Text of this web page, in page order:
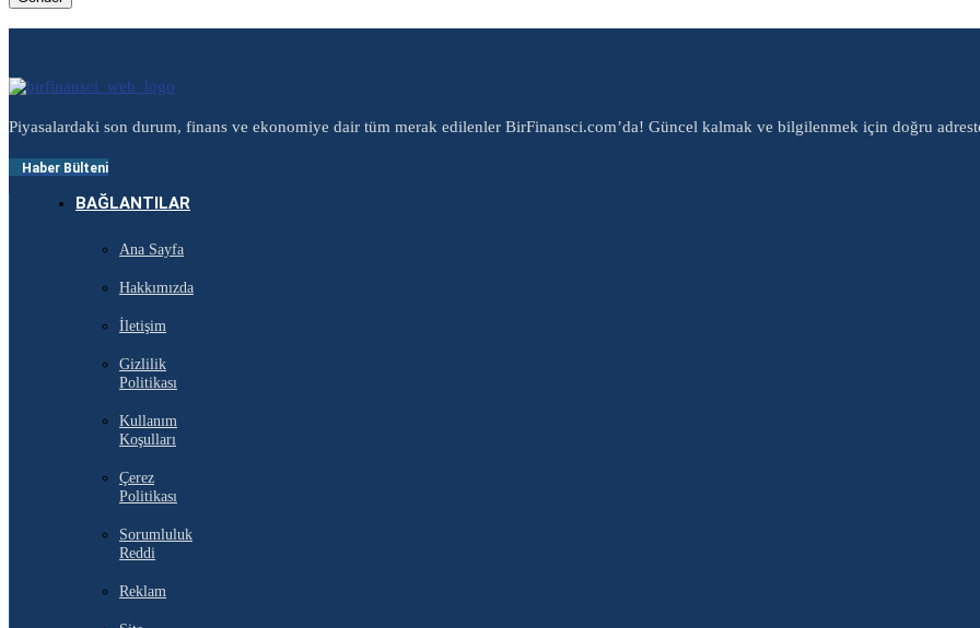
Piyasalardaki son durum, finans ve ekonomiye dair tüm merak edilenler BirFinansci.com’da! Güncel kalmak ve bilgilenmek için doğru
Haber Bülteni
BAĞLANTILAR
Ana Sayfa
Hakkımızda
İletişim
Gizlilik
Politikası
Kullanım
Koşulları
Çerez
Politikası
Sorumluluk
Reddi
Reklam